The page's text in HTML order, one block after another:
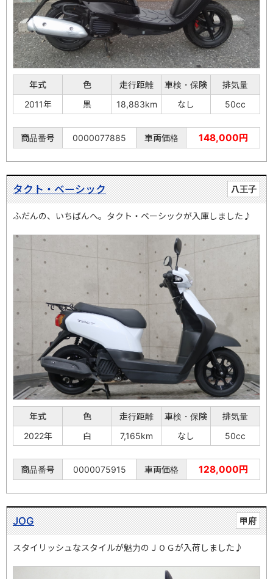
年式 色 走行距離 車検・保険
排気量
2011年
黒 18,883km なし 50cc
商品番号 0000077885 車両価格 148,000円
八王子
タクト・ベーシック
ふだんの、いちばんへ。タクト・ベーシックが入庫しました♪
年式 色 走行距離 車検・保険
排気量
2022年
白 7,165km なし 50cc
商品番号 0000075915 車両価格 128,000円
甲府
JOG
スタイリッシュなスタイルが魅力のＪＯＧが入荷しました♪